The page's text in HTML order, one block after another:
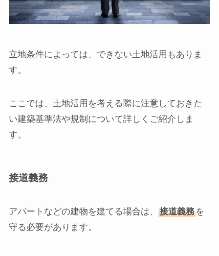
立地条件によっては、できない土地活用もありま
す。
ここでは、土地活用を考える際に注意しておきた
い建築基準法や規制について詳しくご紹介しま
す。
接道義務
アパートなどの建物を建てる場合は、 接道義務を
守る必要があります。